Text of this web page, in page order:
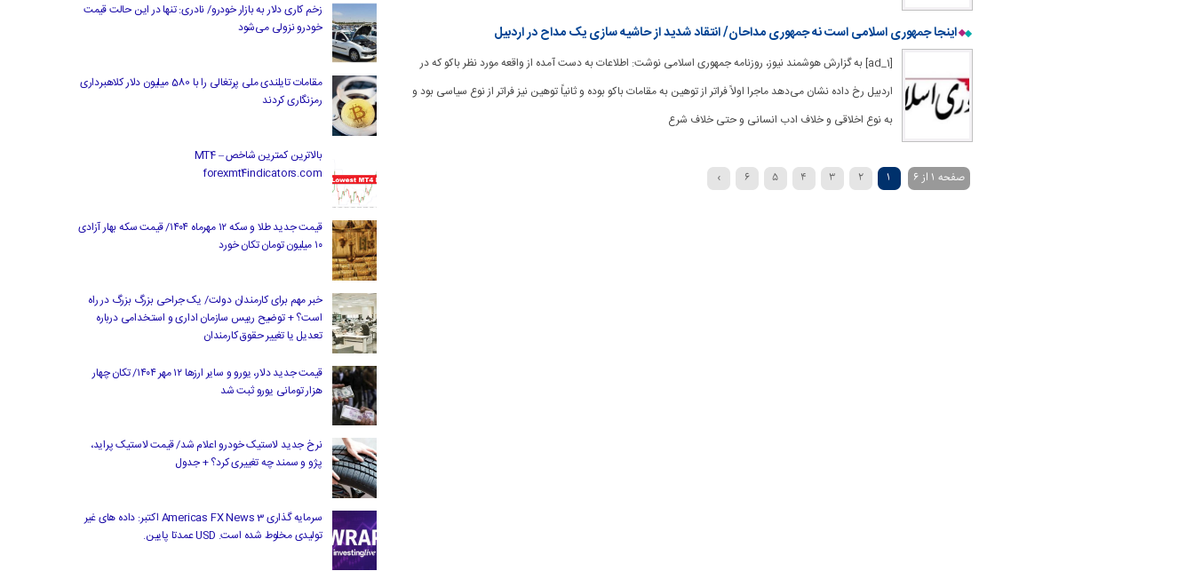
اینجا جمهوری اسلامی است نه جمهوری مداحان/ انتقاد شدید از حاشیه سازی یک مداح در اردبیل
[ad_1] به گزارش هوشمند نیوز، روزنامه جمهوری اسلامی نوشت: اطلاعات به دست آمده از واقعه مورد نظر باکو که در
اردبیل رخ داده نشان می‌دهد ماجرا اولاً فراتر از توهین به مقامات باکو بوده و ثانیاً توهین نیز فراتر از نوع سیاسی بود و
به نوع اخلاقی و خلاف ادب انسانی و حتی خلاف شرع
صفحه 1 از 6 1
2
3
4
5
6
›
زخم کاری دلار به بازار خودرو/ نادری: تنها در این حالت قیمت
خودرو نزولی می‌شود
مقامات تایلندی ملی پرتغالی را با 580 میلیون دلار کلاهبرداری
رمزنگاری کردند
بالاترین کمترین شاخص MT4 –
forexmt4indicators.com
قیمت جدید طلا و سکه ۱۲ مهرماه ۱۴۰۴/ قیمت سکه بهار آزادی
۱۰ میلیون تومان تکان خورد
خبر مهم برای کارمندان دولت/ یک جراحی بزرگ بزرگ در راه
است؟ + توضیح رییس سازمان اداری و استخدامی درباره
تعدیل یا تغییر حقوق کارمندان
قیمت جدید دلار، یورو و سایر ارزها ۱۲ مهر ۱۴۰۴/ تکان چهار
هزار تومانی یورو ثبت شد
نرخ جدید لاستیک خودرو اعلام شد/ قیمت لاستیک پراید،
پژو و سمند چه تغییری کرد؟ + جدول
سرمایه گذاری Americas FX News 3 اکتبر: داده های غیر
تولیدی مخلوط شده است. USD عمدتا پایین.